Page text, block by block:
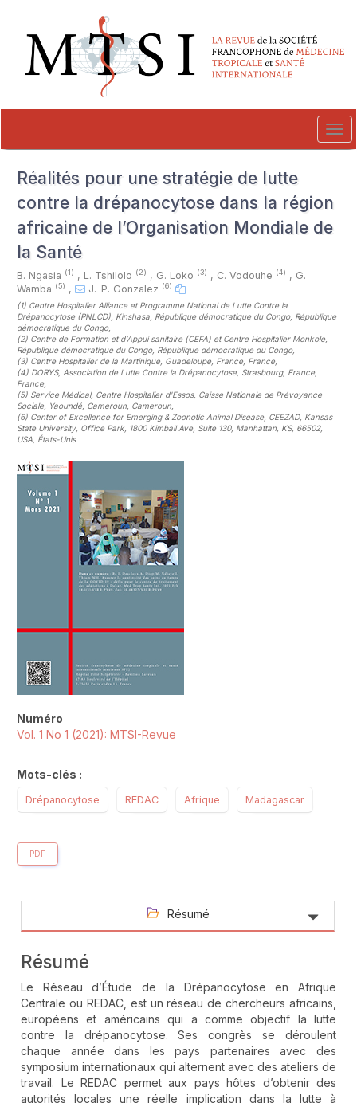
##plugins.themes.novelty.accessible_menu.main_navigation##
##plugins.themes.novelty.accessible_menu.main_content##
##plugins.themes.novelty.accessible_menu.sidebar##
Réalités pour une stratégie de lutte
contre la drépanocytose dans la région
africaine de l’Organisation Mondiale de
la Santé
B. Ngasia (1) , L. Tshilolo (2) , G. Loko (3) , C. Vodouhe (4) , G.
Wamba (5) , J.-P. Gonzalez (6)
(1) Centre Hospitalier Alliance et Programme National de Lutte Contre la
Drépanocytose (PNLCD), Kinshasa, République démocratique du Congo, République
démocratique du Congo,
(2) Centre de Formation et d’Appui sanitaire (CEFA) et Centre Hospitalier Monkole,
République démocratique du Congo, République démocratique du Congo,
(3) Centre Hospitalier de la Martinique, Guadeloupe, France, France,
(4) DORYS, Association de Lutte Contre la Drépanocytose, Strasbourg, France,
France,
(5) Service Médical, Centre Hospitalier d'Essos, Caisse Nationale de Prévoyance
Sociale, Yaoundé, Cameroun, Cameroun
(6) Center of Excellence for Emerging & Zoonotic Animal Disease, CEEZAD, Kansas
State University, Office Park, 1800 Kimball Ave, Suite 130, Manhattan, KS, 66502,
USA, États-Unis
Numéro
Vol. 1 No 1 (2021): MTSI-Revue
Mots-clés :
Drépanocytose REDAC Afrique Madagascar
PDF
Résumé
Résumé
Le Réseau d’Étude de la Drépanocytose en Afrique
Centrale ou REDAC, est un réseau de chercheurs africains,
européens et américains qui a comme objectif la lutte
contre la drépanocytose. Ses congrès se déroulent
chaque année dans les pays partenaires avec des
symposium internationaux qui alternent avec des ateliers de
travail. Le REDAC permet aux pays hôtes d’obtenir des
autorités locales une réelle implication dans la lutte à